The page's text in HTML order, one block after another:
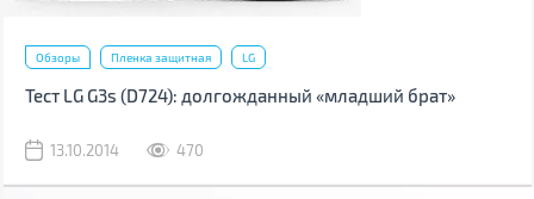
Обзоры Пленка защитная LG
Тест LG G3s (D724): долгожданный «младший брат»
13.10.2014 470